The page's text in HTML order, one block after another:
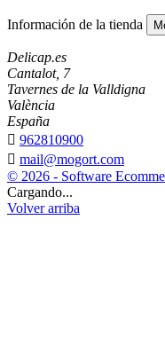
Información de la tienda
Delicap.es
Cantalot, 7
Tavernes de la Valldigna
València
España
 962810900
 mail@mogort.com
© 2026 - Software
Cargando...
Volver arriba